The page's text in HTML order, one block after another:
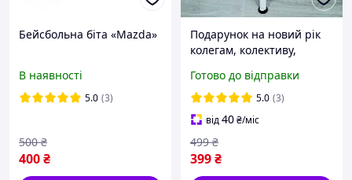
Бейсбольна біта «Mazda»
В наявності
5.0 (3)
400₴
500 ₴
Подарунок на новий рік
колегам, колективу,
Іменна біта - новорічний
подарунок. Є всі
Готово до відправки
5.0 (3)
від40₴/міс
399₴
499 ₴